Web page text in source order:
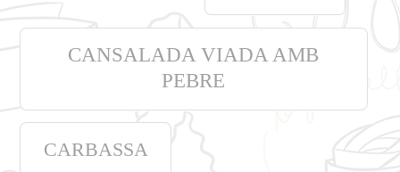
CANSALADA VIADA AMB
PEBRE
CARBASSA